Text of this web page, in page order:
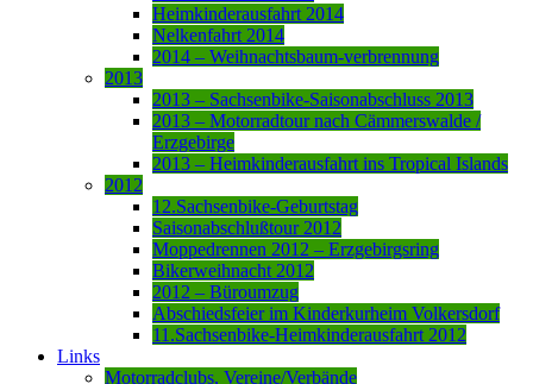
Heimkinderausfahrt 2014
Nelkenfahrt 2014
2014 – Weihnachtsbaum-verbrennung
2013
2013 – Sachsenbike-Saisonabschluss 2013
2013 – Motorradtour nach Cämmerswalde /
Erzgebirge
2013 – Heimkinderausfahrt ins Tropical Islands
2012
12.Sachsenbike-Geburtstag
Saisonabschlußtour 2012
Moppedrennen 2012 – Erzgebirgsring
Bikerweihnacht 2012
2012 – Büroumzug
Abschiedsfeier im Kinderkurheim Volkersdorf
11.Sachsenbike-Heimkinderausfahrt 2012
Links
Motorradclubs, Vereine/Verbände